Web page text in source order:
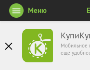
Мобильное
ещё
Меню